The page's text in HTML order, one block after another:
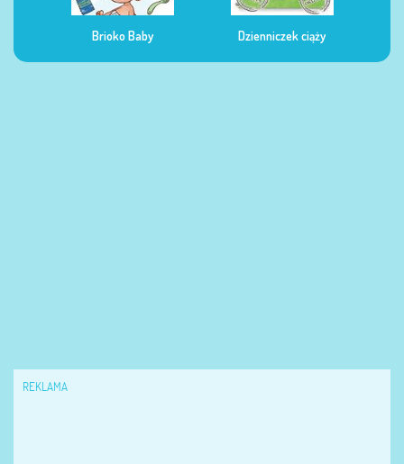
Dzienniczek ciąży Dzienniczek żywienia
REKLAMA